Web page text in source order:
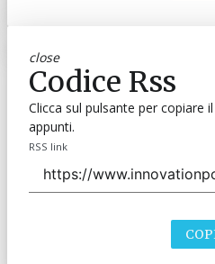
close
Codice Rss
Clicca sul pulsante per copiare il
appunti.
RSS link